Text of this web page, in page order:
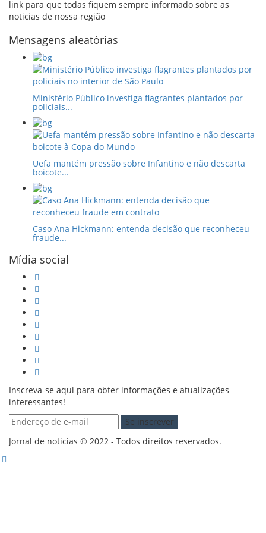
link para que todas fiquem sempre informado sobre as
noticias de nossa região
Mensagens aleatórias
Ministério Público investiga flagrantes plantados por
policiais...
Uefa mantém pressão sobre Infantino e não descarta
boicote...
Caso Ana Hickmann: entenda decisão que reconheceu
fraude...
Mídia social
Inscreva-se aqui para obter informações e atualizações
interessantes!
Jornal de noticias © 2022 - Todos direitos reservados.